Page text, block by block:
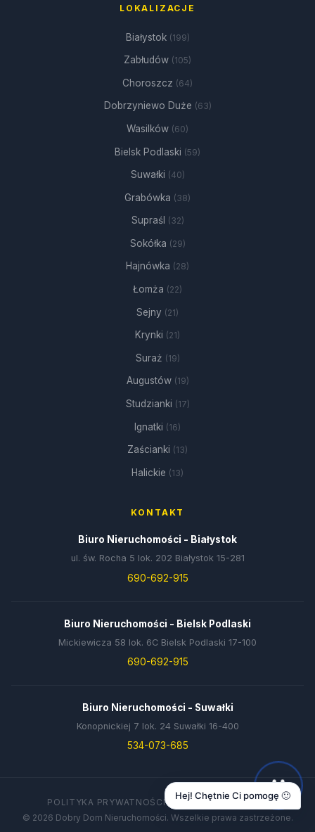
LOKALIZACJE
Białystok (199)
Zabłudów (105)
Choroszcz (64)
Dobrzyniewo Duże (63)
Wasilków (60)
Bielsk Podlaski (59)
Suwałki (40)
Grabówka (38)
Supraśl (32)
Sokółka (29)
Hajnówka (28)
Łomża (22)
Sejny (21)
Krynki (21)
Suraż (19)
Augustów (19)
Studzianki (17)
Ignatki (16)
Zaścianki (13)
Halickie (13)
KONTAKT
Biuro Nieruchomości - Białystok
ul. św. Rocha 5 lok. 202 Białystok 15-281
690-692-915
Biuro Nieruchomości - Bielsk Podlaski
Mickiewicza 58 lok. 6C Bielsk Podlaski 17-100
690-692-915
Biuro Nieruchomości - Suwałki
Konopnickiej 7 lok. 24 Suwałki 16-400
534-073-685
POLITYKA PRYWATNOŚCIDANE FIRMYKONTAKT
© 2026 Dobry Dom Nieruchomości. Wszelkie prawa zastrzeżone.
Hej! Chętnie Ci pomogę 🙂